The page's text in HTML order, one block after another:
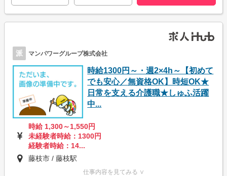
派 マンパワーグループ株式会社
時給1300円～・週2×4h～【初めて
でも安心／無資格OK】時短OK★
日常を支える介護職★しゅふ活躍
中...
時給 1,300～1,550円
未経験者時給：1300円
経験者時給：14...
藤枝市 / 藤枝駅
仕事内容を見てみる ∨